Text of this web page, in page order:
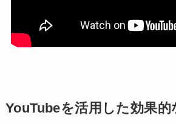
YouTubeを活用した効果的